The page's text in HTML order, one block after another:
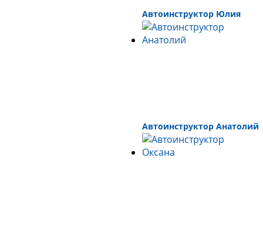
Автоинструктор Юлия
Автоинструктор Анатолий